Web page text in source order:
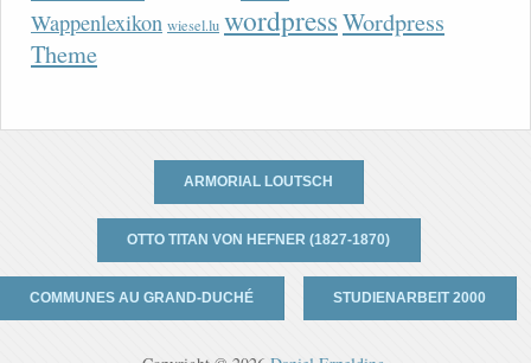
Wappenlexikon wiesel.lu wordpressWordpress
Theme
ARMORIAL LOUTSCH
OTTO TITAN VON HEFNER (1827-1870)
COMMUNES AU GRAND-DUCHÉ STUDIENARBEIT 2000